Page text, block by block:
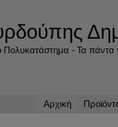
Πολυκατάστημα - Τα πάντα
Αρχική